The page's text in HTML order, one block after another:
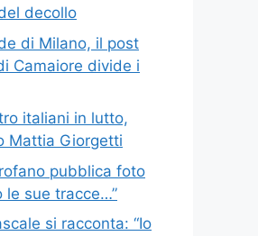
decollo
di Milano, il post
Camaiore divide i
italiani in lutto,
Mattia Giorgetti
pubblica foto
le sue tracce…”
si racconta: “Io